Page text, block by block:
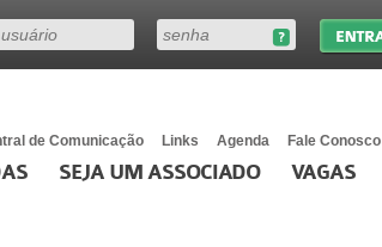
de Comunicação Links Agenda Fale Conosco
SEJA UM ASSOCIADO VAGAS